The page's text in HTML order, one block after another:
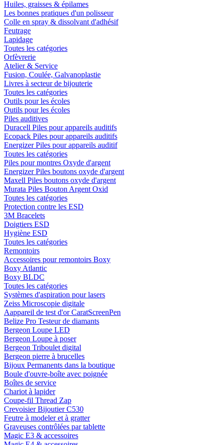
Huiles, graisses & épilames
Les bonnes pratiques d'un polisseur
Colle en spray & dissolvant d'adhésif
Feutrage
Lapidage
Toutes les catégories
Orfèvrerie
Atelier & Service
Fusion, Coulée, Galvanoplastie
Livres à secteur de bijouterie
Toutes les catégories
Outils pour les écoles
Outils pour les écoles
Piles auditives
Duracell Piles pour appareils auditifs
Ecopack Piles pour appareils auditifs
Energizer Piles pour appareils auditif
Toutes les catégories
Piles pour montres Oxyde d'argent
Energizer Piles boutons oxyde d'argent
Maxell Piles boutons oxyde d'argent
Murata Piles Bouton Argent Oxid
Toutes les catégories
Protection contre les ESD
3M Bracelets
Doigtiers ESD
Hygiène ESD
Toutes les catégories
Remontoirs
Accessoires pour remontoirs Boxy
Boxy Atlantic
Boxy BLDC
Toutes les catégories
Systèmes d'aspiration pour lasers
Zeiss Microscopie digitale
Aappareil de test d'or CaratScreenPen
Belize Pro Testeur de diamants
Bergeon Loupe LED
Bergeon Loupe à poser
Bergeon Triboulet digital
Bergeon pierre à brucelles
Bijoux Permanents dans la boutique
Boule d'ouvre-boîte avec poignée
Boîtes de service
Chariot à lapider
Coupe-fil Thread Zap
Crevoisier Bijoutier C530
Feutre à modeler et à gratter
Graveuses contrôlées par tablette
Magic E3 & accessoires